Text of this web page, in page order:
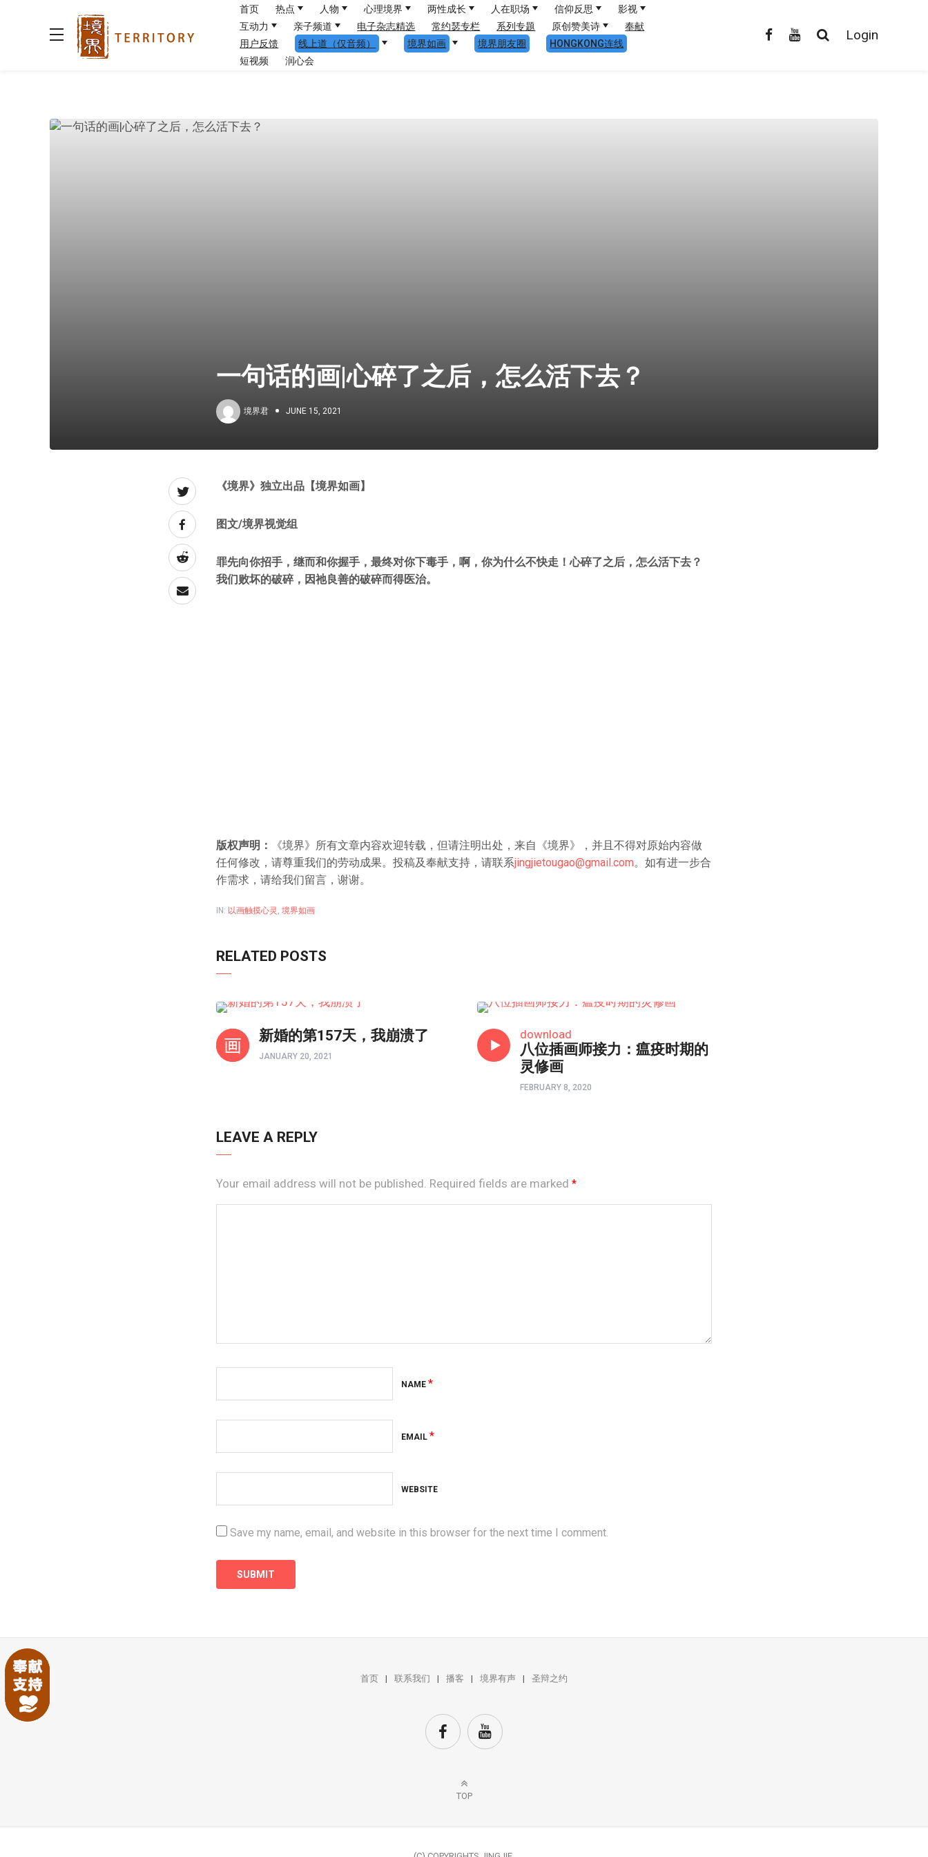
首页 热点 人物 心理境界 两性成长 人在职场 信仰反思
影视
互动力
亲子频道 电子杂志精选 常约瑟专栏 系列专题 原创赞美诗
奉献
用户反馈
线上道（仅音频） 境界如画 境界朋友圈
HONGKONG连线
短视频
润心会
Login
一句话的画|心碎了之后，怎么活下去？
境界君 JUNE 15, 2021
《境界》独立出品【境界如画】
图文/境界视觉组
罪先向你招手，继而和你握手，最终对你下毒手，啊，你为什么不快走！心碎了之后，怎么活下去？
我们败坏的破碎，因祂良善的破碎而得医治。
版权声明：
《境界》所有文章内容欢迎转载，但请注明出处，来自《境界》，并且不得对原始内容做
任何修改，请尊重我们的劳动成果。投稿及奉献支持，请联系jingjietougao@gmail.com。如有进一步合
作需求，请给我们留言，谢谢。
IN: 以画触摸心灵 , 境界如画
RELATED POSTS
新婚的第157天，我崩溃了
JANUARY 20, 2021
download
八位插画师接力：瘟疫时期的
灵修画
FEBRUARY 8, 2020
LEAVE A REPLY
Your email address will not be published. Required fields are marked *
NAME*
EMAIL*
WEBSITE
Save my name, email, and website in this browser for the next time I comment.
首页 联系我们 播客 境界有声 圣辩之约
TOP